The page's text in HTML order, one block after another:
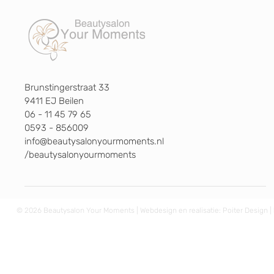
Brunstingerstraat 33
9411 EJ Beilen
06 - 11 45 79 65
0593 - 856009
info@beautysalonyourmoments.nl
/beautysalonyourmoments
© 2026 Beautysalon Your Moments | Webdesign en realisatie: Poiter Design